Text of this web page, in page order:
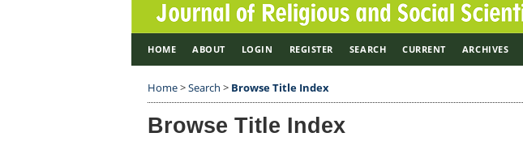
HOME ABOUT LOGIN REGISTER SEARCH CURRENT ARCHIVES
Home>Search > Browse Title Index
Browse Title Index